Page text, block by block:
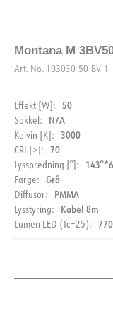
Montana M
Art. No. 103030-50-BV-1
Effekt [W]: 50
Sokkel: N/A
Kelvin [K]: 3000
CRI [>]: 70
Lysspredning [°]:
Farge: Grå
Diffusor: PMMA
Lysstyring: Kabel 8m
Lumen LED (Tc=25):